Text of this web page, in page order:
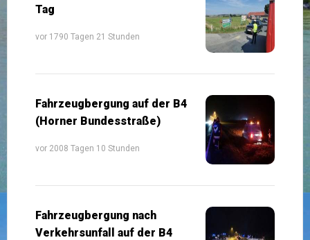
Tag
vor 1790 Tagen 21 Stunden
Fahrzeugbergung auf der B4
(Horner Bundesstraße)
vor 2008 Tagen 10 Stunden
Fahrzeugbergung nach
Verkehrsunfall auf der B4